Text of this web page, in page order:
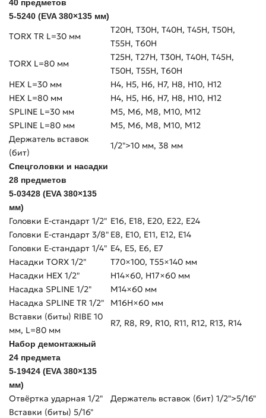
40 предметов
5-5240 (EVA 380×135 мм)
TORX TR L=30 мм
Т20H, Т30H, Т40H, Т45H, Т50H,
Т55H, Т60H
TORX L=80 мм
Т25H, Т27H, Т30H, Т40H, Т45H,
Т50H, Т55H, Т60H
HEX L=30 мм
H4, H5, H6, H7, H8, H10, H12
HEX L=80 мм
H4, H5, H6, H7, H8, H10, H12
SPLINE L=30 мм
М5, М6, М8, М10, М12
SPLINE L=80 мм
М5, М6, М8, М10, М12
Держатель вставок
(бит)
1/2">10 мм, 38 мм
Спецголовки и насадки
28 предметов
5-03428 (EVA 380×135
мм)
Головки Е-стандарт 1/2" E16, E18, E20, E22, E24
Головки Е-стандарт 3/8" E8, E10, E11, E12, E14
Головки Е-стандарт 1/4" E4, E5, E6, E7
Насадки TORX 1/2"
Т70×100, Т55×140 мм
Насадки HEX 1/2"
H14×60, H17×60 мм
Насадка SPLINE 1/2"
М14×60 мм
Насадка SPLINE TR 1/2"
М16H×60 мм
Вставки (биты) RIBE 10
мм, L=80 мм
R7, R8, R9, R10, R11, R12, R13, R14
Набор демонтажный
24 предмета
5-19424 (EVA 380×135
мм)
Отвёртка ударная 1/2"
Держатель вставок (бит) 1/2">5/16"
Вставки (биты) 5/16"